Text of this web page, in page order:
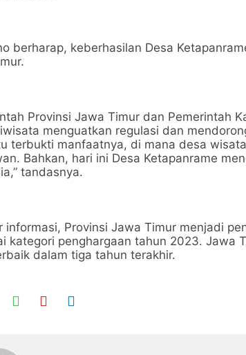
berharap, keberhasilan Desa
Provinsi Jawa Timur dan Pemerintah
menguatkan regulasi dan
terbukti manfaatnya, di mana desa
Bahkan, hari ini Desa Ketapanrame
tandasnya.
informasi, Provinsi Jawa Timur menjadi
kategori penghargaan tahun 2023. Jawa
dalam tiga tahun terakhir.